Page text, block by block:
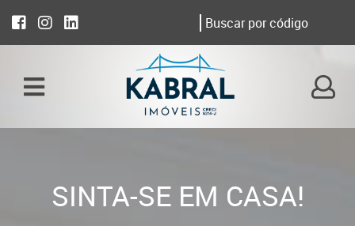
SINTA-SE EM CASA!